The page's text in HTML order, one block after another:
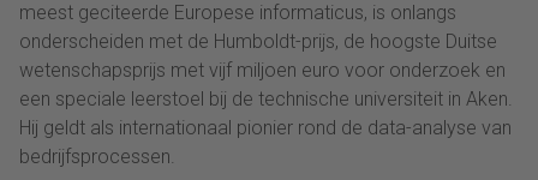
meest geciteerde Europese informaticus, is onlangs
onderscheiden met de Humboldt-prijs, de hoogste Duitse
wetenschapsprijs met vijf miljoen euro voor onderzoek en
een speciale leerstoel bij de technische universiteit in Aken.
Hij geldt als internationaal pionier rond de data-analyse van
bedrijfsprocessen.